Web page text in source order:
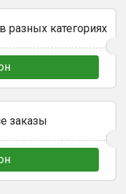
разных категориях
заказы